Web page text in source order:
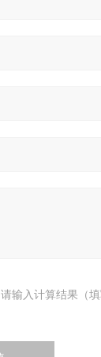
请输入计算结果（